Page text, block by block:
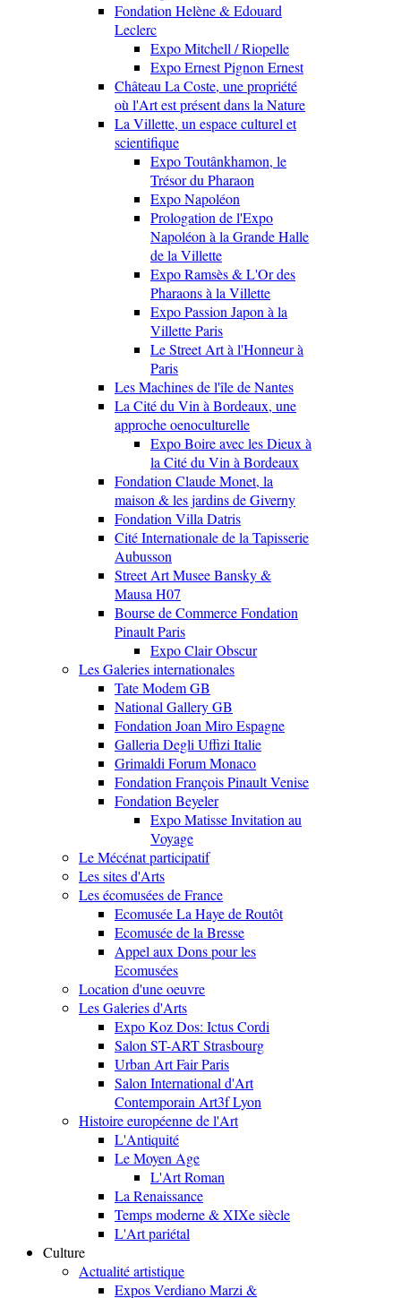
Fondation Helène & Edouard
Leclerc
Expo Mitchell / Riopelle
Expo Ernest Pignon Ernest
Château La Coste, une propriété
où l'Art est présent dans la Nature
La Villette, un espace culturel et
scientifique
Expo Toutânkhamon, le
Trésor du Pharaon
Expo Napoléon
Prologation de l'Expo
Napoléon à la Grande Halle
de la Villette
Expo Ramsès & L'Or des
Pharaons à la Villette
Expo Passion Japon à la
Villette Paris
Le Street Art à l'Honneur à
Paris
Les Machines de l'île de Nantes
La Cité du Vin à Bordeaux, une
approche oenoculturelle
Expo Boire avec les Dieux à
la Cité du Vin à Bordeaux
Fondation Claude Monet, la
maison & les jardins de Giverny
Fondation Villa Datris
Cité Internationale de la Tapisserie
Aubusson
Street Art Musee Bansky &
Mausa H07
Bourse de Commerce Fondation
Pinault Paris
Expo Clair Obscur
Les Galeries internationales
Tate Modem GB
National Gallery GB
Fondation Joan Miro Espagne
Galleria Degli Uffizi Italie
Grimaldi Forum Monaco
Fondation François Pinault Venise
Fondation Beyeler
Expo Matisse Invitation au
Voyage
Le Mécénat participatif
Les sites d'Arts
Les écomusées de France
Ecomusée La Haye de Routôt
Ecomusée de la Bresse
Appel aux Dons pour les
Ecomusées
Location d'une oeuvre
Les Galeries d'Arts
Expo Koz Dos: Ictus Cordi
Salon ST-ART Strasbourg
Urban Art Fair Paris
Salon International d'Art
Contemporain Art3f Lyon
Histoire européenne de l'Art
L'Antiquité
Le Moyen Age
L'Art Roman
La Renaissance
Temps moderne & XIXe siècle
L'Art pariétal
Culture
Actualité artistique
Expos Verdiano Marzi &